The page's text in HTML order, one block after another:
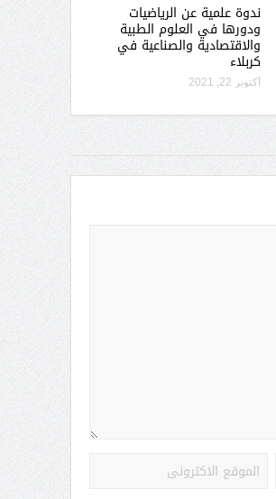
ندوة علمية عن الرياضيات
ودورها في العلوم الطبية
والاقتصادية والصناعية في
كربلاء
أكتوبر 22, 2021